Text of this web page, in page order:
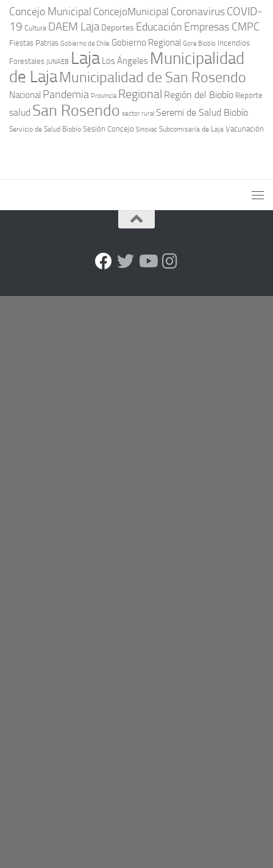
Concejo Municipal ConcejoMunicipal CoronavirusCOVID-
19 Cultura DAEM Laja Deportes Educación Empresas CMPC
Fiestas Patrias Gobierno de Chile Gobierno Regional Gore Biobío Incendios
Forestales JUNAEB Laja Los Ángeles Municipalidad
de LajaMunicipalidad de San Rosendo
Nacional Pandemia Provincia Regional Región del Biobío Reporte
salud San Rosendo sector rural Seremi de Salud Biobío
Servicio de Salud Biobío Sesión Concejo Sinovac Subcomisaría de Laja Vacunación